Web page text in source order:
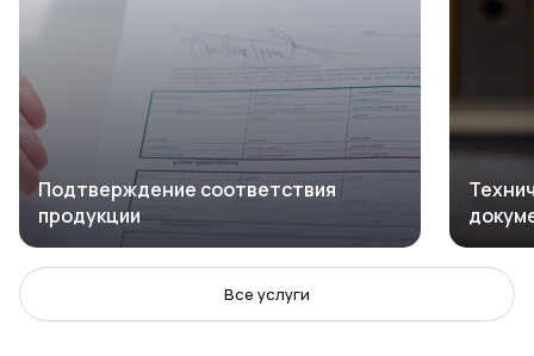
Подтверждение соответствия
продукции
Все услуги